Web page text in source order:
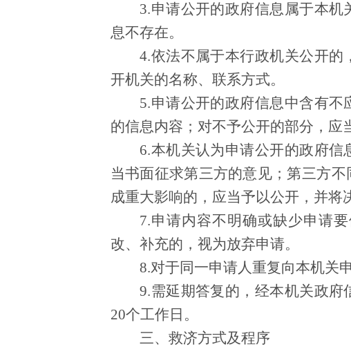
3.申请公开的政府信息属于本
息不存在。
4.依法不属于本行政机关公开
开机关的名称、联系方式。
5.申请公开的政府信息中含有
的信息内容；对不予公开的部分，应
6.本机关认为申请公开的政府
当书面征求第三方的意见；第三方
成重大影响的，应当予以公开，并将
7.申请内容不明确或缺少申请
改、补充的，视为放弃申请。
8.对于同一申请人重复向本机关
9.需延期答复的，经本机关政
20个工作日。
三、救济方式及程序